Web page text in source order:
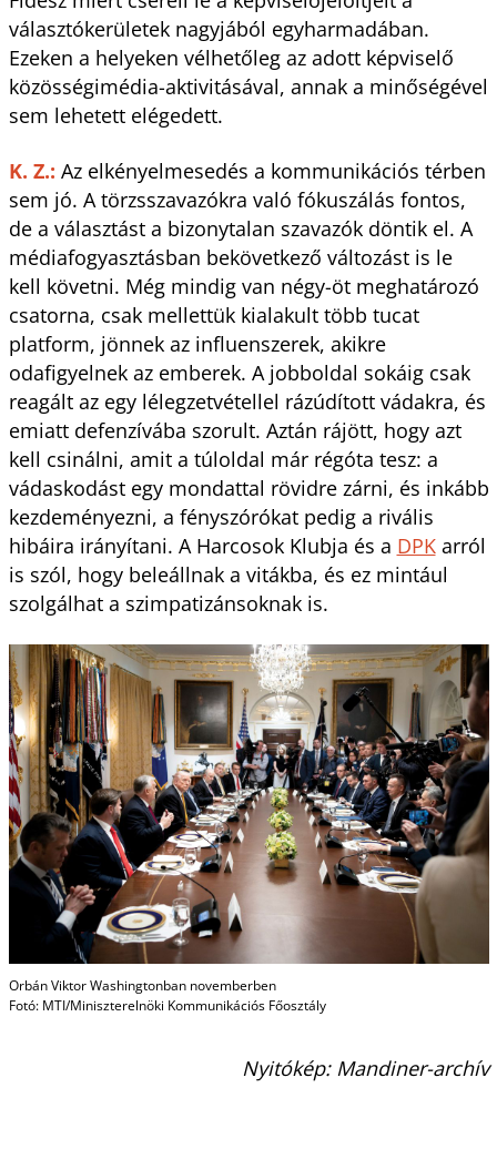
választókerületek nagyjából egyharmadában.
Ezeken a helyeken vélhetőleg az adott képviselő
közösségimédia-aktivitásával, annak a minőségével
sem lehetett elégedett.
K. Z.: Az elkényelmesedés a kommunikációs térben
sem jó. A törzsszavazókra való fókuszálás fontos,
de a választást a bizonytalan szavazók döntik el. A
médiafogyasztásban bekövetkező változást is le
kell követni. Még mindig van négy-öt meghatározó
csatorna, csak mellettük kialakult több tucat
platform, jönnek az influenszerek, akikre
odafigyelnek az emberek. A jobboldal sokáig csak
reagált az egy lélegzetvétellel rázúdított vádakra, és
emiatt defenzívába szorult. Aztán rájött, hogy azt
kell csinálni, amit a túloldal már régóta tesz: a
vádaskodást egy mondattal rövidre zárni, és inkább
kezdeményezni, a fényszórókat pedig a rivális
hibáira irányítani. A Harcosok Klubja és a DPKarról
is szól, hogy beleállnak a vitákba, és ez mintául
szolgálhat a szimpatizánsoknak is.
Orbán Viktor Washingtonban novemberben
Fotó: MTI/Miniszterelnöki Kommunikációs Főosztály
Nyitókép: Mandiner-archív